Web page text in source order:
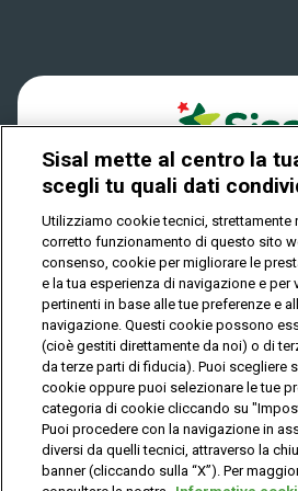
Play Your Date
Privacy
IL GIOCO È VIETATO AI MINORI
DIPENDENZA
© Copyright Sisal Italia S.p.A. -
Privacy
Sisal mette al centro la
scegli tu quali dati
Utilizziamo cookie tecnici, strettamente
corretto funzionamento di questo sito
consenso, cookie per migliorare le
e la tua esperienza di navigazione e per
pertinenti in base alle tue preferenze e
navigazione. Questi cookie possono
(cioè gestiti direttamente da noi) o di
da terze parti di fiducia). Puoi scegliere
cookie oppure puoi selezionare le tue
categoria di cookie cliccando su
Puoi procedere con la navigazione in
diversi da quelli tecnici, attraverso la
banner (cliccando sulla “X”). Per